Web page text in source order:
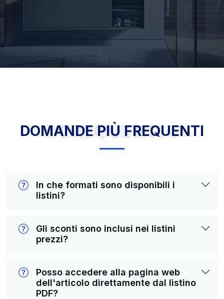
DOMANDE PIÙ FREQUENTI
DOMANDE PIÙ FREQUENTI
In che formati sono disponibili i
listini?
Gli sconti sono inclusi nei listini
prezzi?
Posso accedere alla pagina web
dell'articolo direttamente dal listino
PDF?